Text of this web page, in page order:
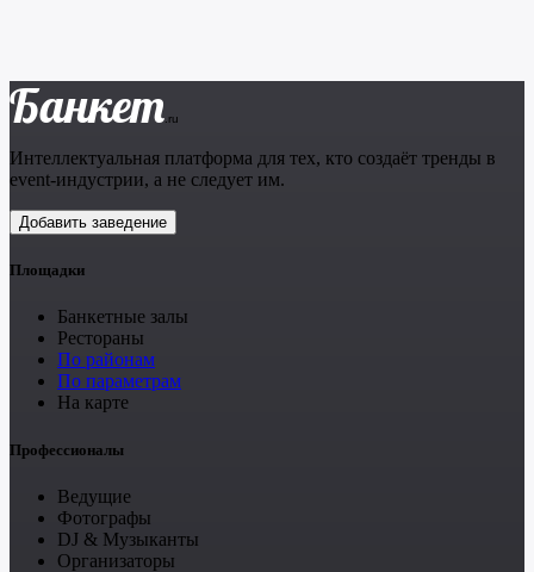
Банкет .ru
Интеллектуальная платформа для тех, кто создаёт тренды в
event-индустрии, а не следует им.
Добавить заведение
Площадки
Банкетные залы
Рестораны
По районам
По параметрам
На карте
Профессионалы
Ведущие
Фотографы
DJ & Музыканты
Организаторы